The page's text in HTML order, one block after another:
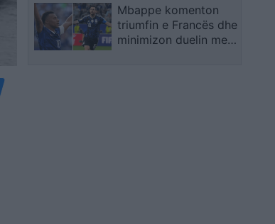
dhe reshje shiu
Mbappe komenton
triumfin e Francës dhe
minimizon duelin me